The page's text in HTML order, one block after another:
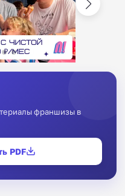
франшизы в
PDF